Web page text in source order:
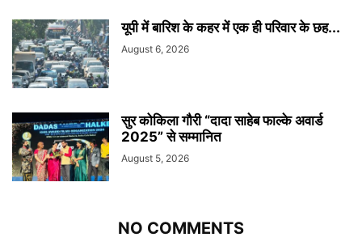
यूपी में बारिश के कहर में एक ही परिवार के छह...
August 6, 2026
सुर कोकिला गौरी “दादा साहेब फाल्के अवार्ड
2025” से सम्मानित
August 5, 2026
NO COMMENTS